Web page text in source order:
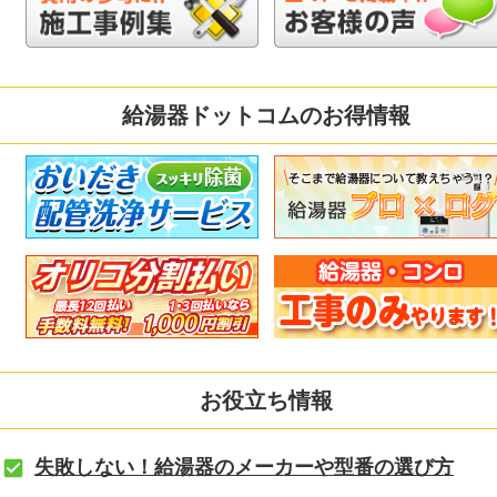
給湯器ドットコムのお得情報
お役立ち情報
失敗しない！給湯器のメーカーや型番の選び方